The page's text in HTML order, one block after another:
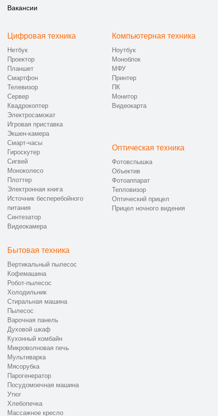
Вакансии
Цифровая техника
Нетбук
Проектор
Планшет
Смартфон
Телевизор
Сервер
Квадрокоптер
Электросамокат
Игровая приставка
Экшен-камера
Смарт-часы
Гироскутер
Сигвей
Моноколесо
Плоттер
Электронная книга
Источник бесперебойного
питания
Синтезатор
Видеокамера
Компьютерная техника
Ноутбук
Моноблок
МФУ
Принтер
ПК
Монитор
Видеокарта
Оптическая техника
Фотовспышка
Объектив
Фотоаппарат
Тепловизор
Оптический прицел
Прицел ночного видения
Бытовая техника
Вертикальный пылесос
Кофемашина
Робот-пылесос
Холодильник
Стиральная машина
Пылесос
Варочная панель
Духовой шкаф
Кухонный комбайн
Микроволновая печь
Мультиварка
Мясорубка
Парогенератор
Посудомоечная машина
Утюг
Хлебопечка
Массажное кресло